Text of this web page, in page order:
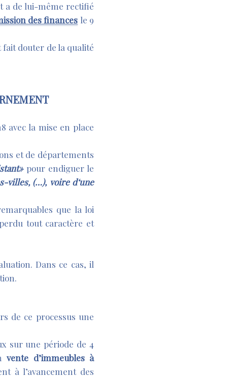
a de lui-même rectifié
des finances le 9
douter de la qualité
avec la mise en place
et de départements
pour endiguer le
villes, (…), voire d‘une
que la loi
tout caractère et
Dans ce cas, il
de ce processus une
sur une période de 4
vente d’immeubles à
à l’avancement des